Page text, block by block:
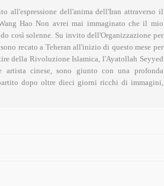
all'espressione dell'anima dell'Iran attraverso il
Hao Non avrei mai immaginato che il mio
così solenne. Su invito dell'Organizzazione per
recato a Teheran all'inizio di questo mese per
della Rivoluzione Islamica, l'Ayatollah Seyyed
cinese, sono giunto con una profonda
dopo oltre dieci giorni ricchi di immagini,